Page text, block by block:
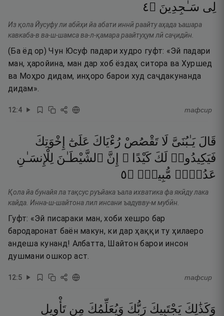
لِى سَـٰجِدِينَ ۝٤
Из қола Йусуфу ли абӣҳи йа абати иннӣ раайту аҳада ъашара
кавкаба-в ва-ш-шамса ва-л-қамара раайтуҳум лӣ саҷидӣн.
(Ба ёд ор) Чун Юсуф падари худро гуфт: «Эй падари
ман, ҳаройина, ман дар хоб ёздаҳ ситора ва Хуршед
ва Моҳро дидам, инҳоро барои худ саҷдакунанда
дидам».
12:4 тафсир
قَالَ يَـٰبُنَىَّ لَا تَقْصُصْ رُءْيَاكَ عَلَىٰٓ
إِخْوَتِكَ
فَيَكِيدُوا۟ لَكَ كَيْدًا ۖ إِنَّ ٱلشَّيْطَـٰنَ لِلْإِنسَـٰنِ
عَدُوٌّۭ مُّبِينٌۭ ۝٥
Қола йа бунайя ла тақсус руъйака ъала ихватика фа якӣду лака
кайда. Инна-ш-шайтона лил инсани ъадувву-м мубӣн.
Гуфт: «Эй писараки ман, хоби хешро бар
бародаронат баён макун, ки дар ҳаққи ту ҳилаеро
андеша кунанд! Албатта, Шайтон барои инсон
душмани ошкор аст.
12:5 тафсир
وَكَذَٰلِكَ يَجْتَبِيكَ رَبُّكَ وَيُعَلِّمُكَ مِن تَأْوِيلِ